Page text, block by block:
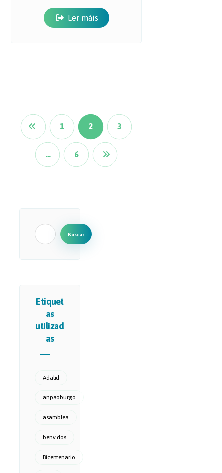
Ler máis
1 2 3
… 6
Buscar
Etiquet
as
utilizad
as
Adalid
anpaoburgo
asamblea
benvidos
Bicentenario